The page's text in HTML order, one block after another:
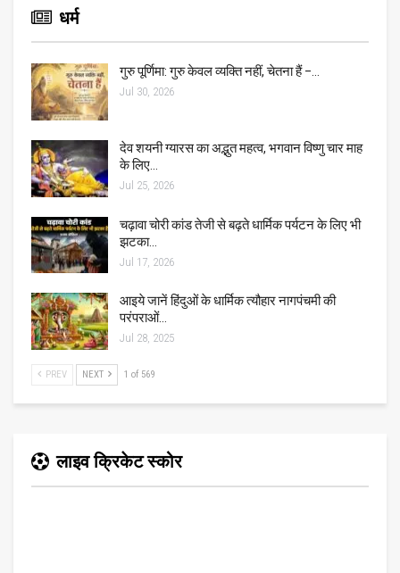
धर्म
गुरु पूर्णिमा: गुरु केवल व्यक्ति नहीं, चेतना हैं –…
Jul 30, 2026
देव शयनी ग्यारस का अद्भुत महत्व, भगवान विष्णु चार माह
के लिए…
Jul 25, 2026
चढ़ावा चोरी कांड तेजी से बढ़ते धार्मिक पर्यटन के लिए भी
झटका…
Jul 17, 2026
आइये जानें हिंदुओं के धार्मिक त्यौहार नागपंचमी की
परंपराओं…
Jul 28, 2025
PREV NEXT 1 of 569
लाइव क्रिकेट स्कोर